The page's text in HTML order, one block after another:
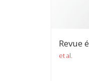
Revue
et al.